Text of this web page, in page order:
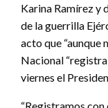
Karina Ramírez y
de la guerrilla
acto que “aunque
Nacional
viernes el